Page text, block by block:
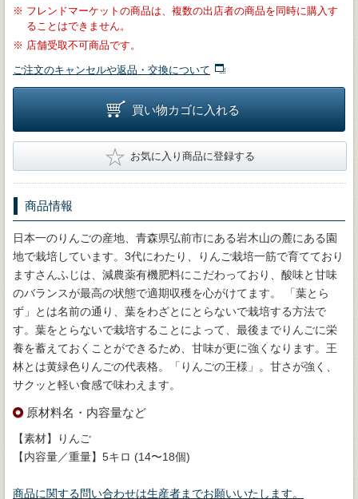
※ フレンドマーケットの商品は、複数の出店者の商品を同時に購入す
ることはできません。
※ 店舗受取不可商品です。
ご注文のキャンセルや返品・交換について
買い物カゴに入れる
★ お気に入り商品に登録する
商品情報
日本一のりんごの産地、青森県弘前市にある岩木山の麓にある園
地で栽培しています。3代にわたり、りんご栽培一筋で育てており
ますさんふじは、減農薬有機肥料にこだわっており、酸味と甘味
のバランスが最高の状態で適期収穫を心がけてます。 「葉とら
ず」とは名前の通り、葉をわざとにとらないで栽培する方法で
す。葉をとらないで栽培することによって、最後までりんごに栄
養を蓄えておくことができるため、甘味が更に強くなります。王
林とは黄緑色りんごの代表格。「りんごの王様」。甘さが強く、
サクッと軽い食感で味わえます。
原材料名・内容量など
【素材】りんご
【内容量／重量】5キロ (14〜18個)
商品に関する問い合わせは生産者までお願いいたします。